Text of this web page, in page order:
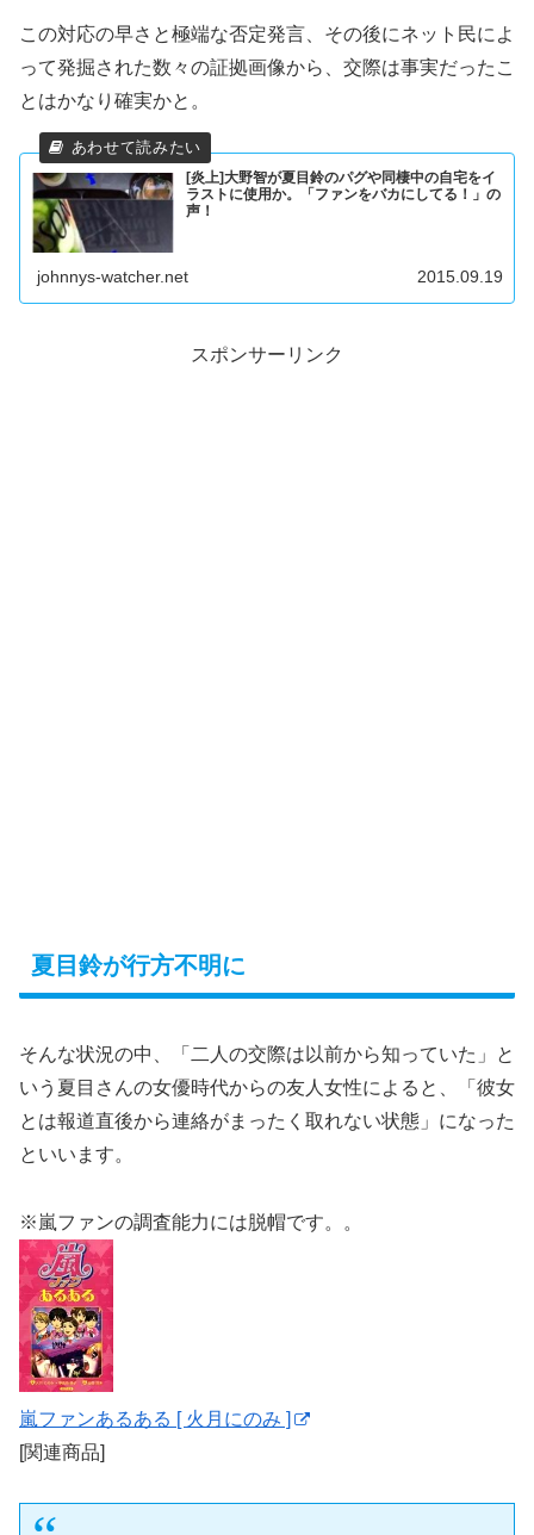
この対応の早さと極端な否定発言、その後にネット民によ
って発掘された数々の証拠画像から、交際は事実だったこ
とはかなり確実かと。
[炎上]大野智が夏目鈴のパグや同棲中の自宅をイ
ラストに使用か。「ファンをバカにしてる！」の
声！
johnnys-watcher.net 2015.09.19
スポンサーリンク
夏目鈴が行方不明に
そんな状況の中、「二人の交際は以前から知っていた」と
いう夏目さんの女優時代からの友人女性によると、「彼女
とは報道直後から連絡がまったく取れない状態」になった
といいます。
※嵐ファンの調査能力には脱帽です。。
嵐ファンあるある [ 火月にのみ ]
[関連商品]